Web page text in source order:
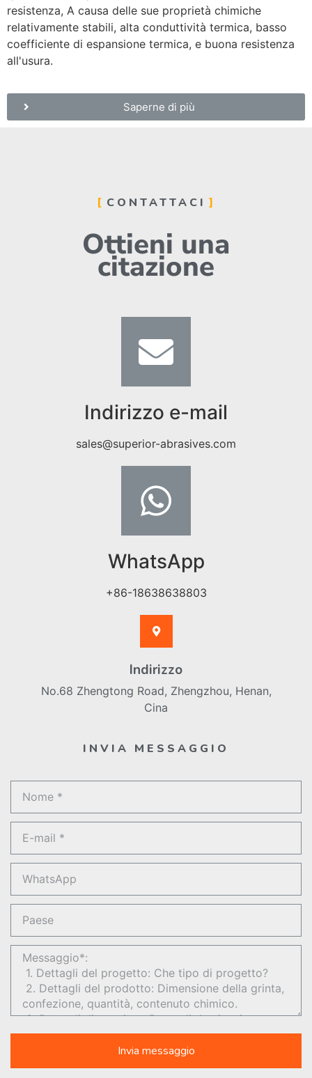
resistenza, A causa delle sue proprietà chimiche
relativamente stabili, alta conduttività termica, basso
coefficiente di espansione termica, e buona resistenza
all'usura.
Saperne di più
CONTATTACI
Ottieni una
citazione
Indirizzo e-mail
sales@superior-abrasives.com
WhatsApp
+86-18638638803
Indirizzo
No.68 Zhengtong Road, Zhengzhou, Henan,
Cina
INVIA MESSAGGIO
Invia messaggio